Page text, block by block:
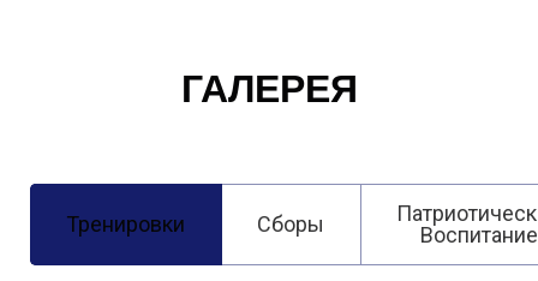
ГАЛЕРЕЯ
Тренировки Сборы
Воспитание